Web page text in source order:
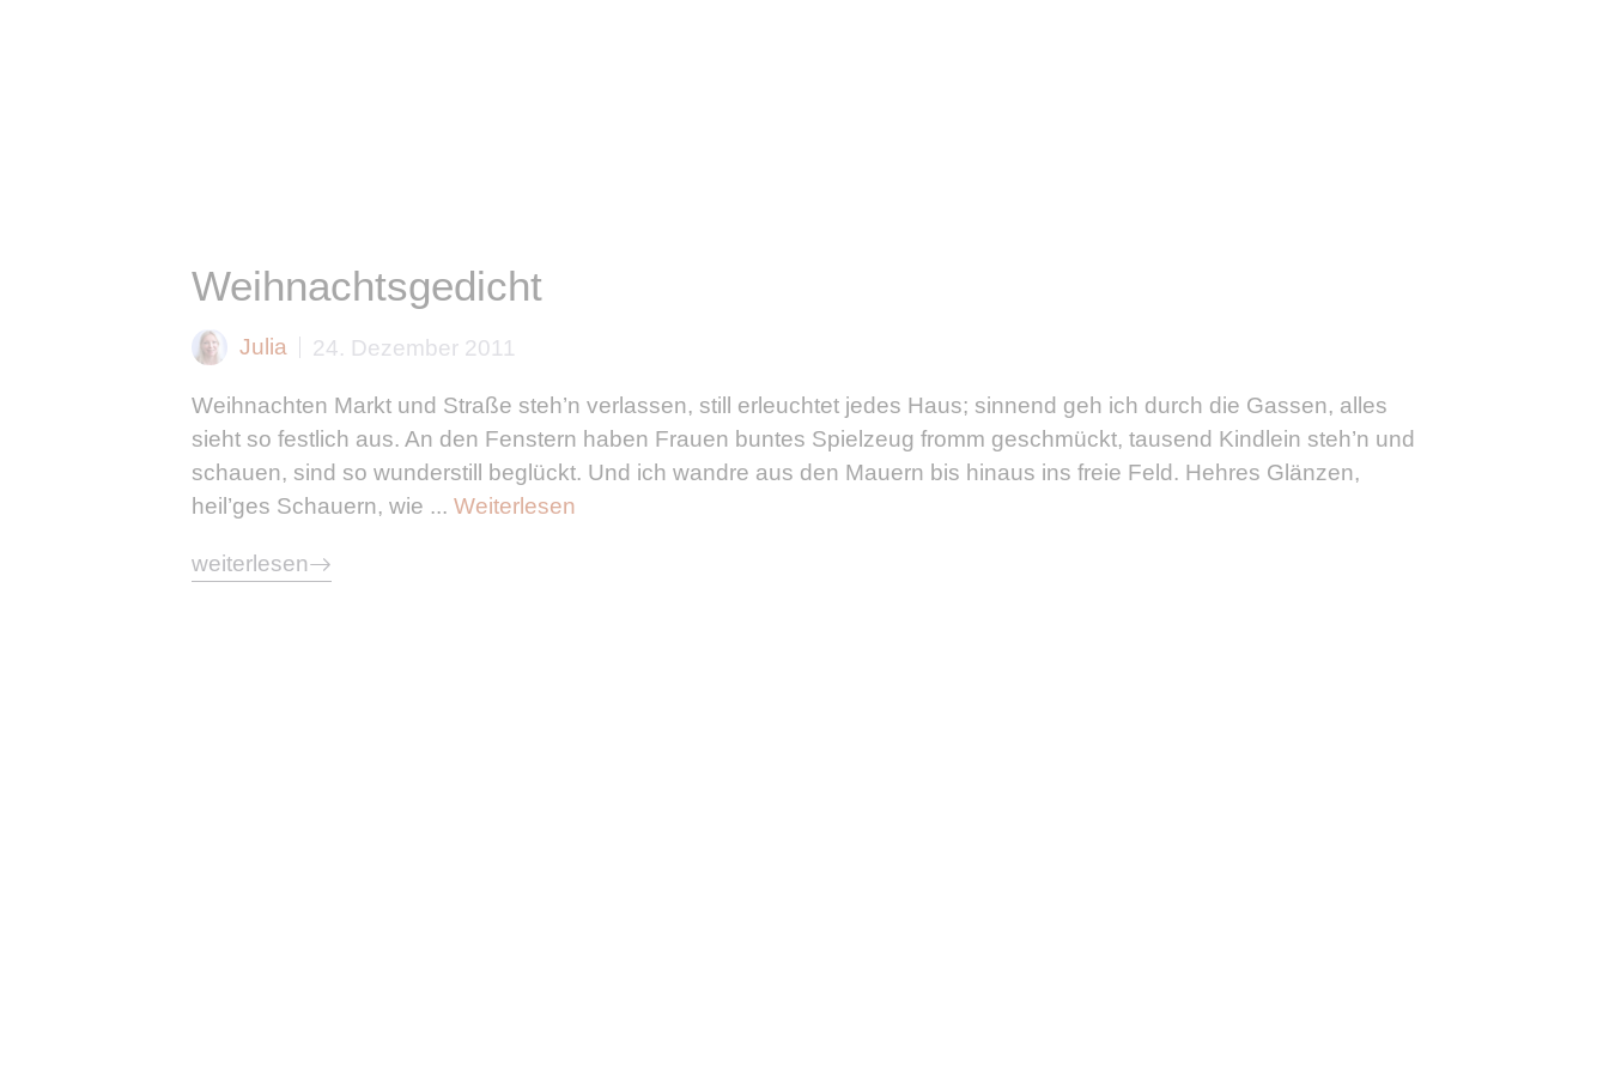
Weihnachtsgedicht
Julia 24. Dezember 2011
Weihnachten Markt und Straße steh’n verlassen, still erleuchtet jedes Haus; sinnend geh ich durch die Gassen, alles
sieht so festlich aus. An den Fenstern haben Frauen buntes Spielzeug fromm geschmückt, tausend Kindlein steh’n und
schauen, sind so wunderstill beglückt. Und ich wandre aus den Mauern bis hinaus ins freie Feld. Hehres Glänzen,
heil’ges Schauern, wie ... Weiterlesen
weiterlesen